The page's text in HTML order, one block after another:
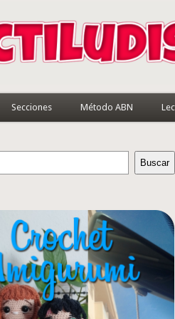
Secciones Método ABN
Buscar